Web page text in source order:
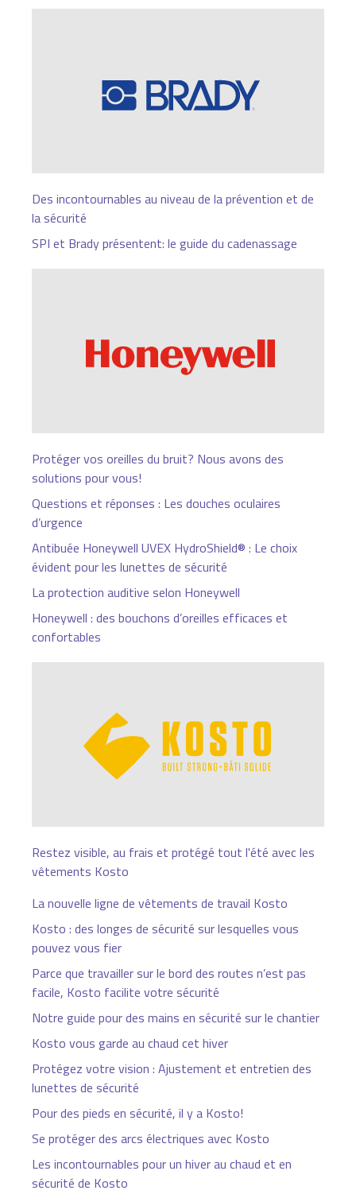
Des incontournables au niveau de la prévention et de
la sécurité
SPI et Brady présentent: le guide du cadenassage
Protéger vos oreilles du bruit? Nous avons des
solutions pour vous!
Questions et réponses : Les douches oculaires
d’urgence
Antibuée Honeywell UVEX HydroShield® : Le choix
évident pour les lunettes de sécurité
La protection auditive selon Honeywell
Honeywell : des bouchons d’oreilles efficaces et
confortables
Restez visible, au frais et protégé tout l'été avec les
vêtements Kosto
La nouvelle ligne de vêtements de travail Kosto
Kosto : des longes de sécurité sur lesquelles vous
pouvez vous fier
Parce que travailler sur le bord des routes n’est pas
facile, Kosto facilite votre sécurité
Notre guide pour des mains en sécurité sur le chantier
Kosto vous garde au chaud cet hiver
Protégez votre vision : Ajustement et entretien des
lunettes de sécurité
Pour des pieds en sécurité, il y a Kosto!
Se protéger des arcs électriques avec Kosto
Les incontournables pour un hiver au chaud et en
sécurité de Kosto